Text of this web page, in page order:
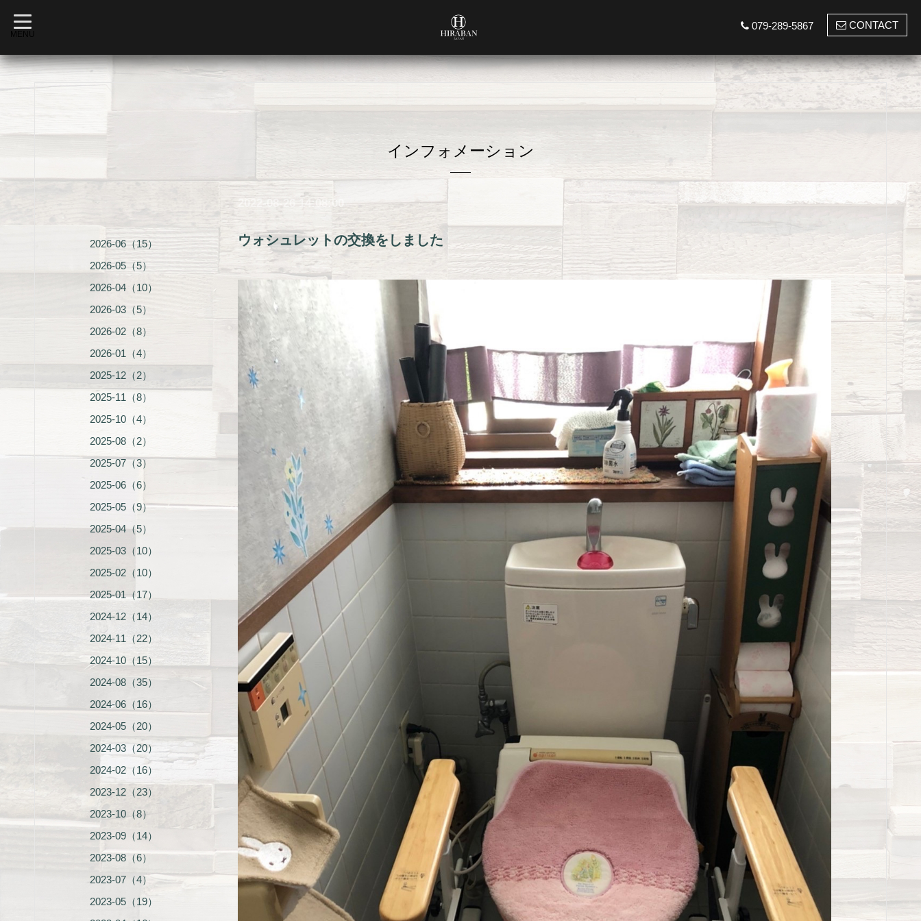
t
o
g
l
e
a
MENU
079-289-5867 CONTACT
インフォメーション
2022-08-26 14:08:00
ウォシュレットの交換をしました
2026-06（15）
2026-05（5）
2026-04（10）
2026-03（5）
2026-02（8）
2026-01（4）
2025-12（2）
2025-11（8）
2025-10（4）
2025-08（2）
2025-07（3）
2025-06（6）
2025-05（9）
2025-04（5）
2025-03（10）
2025-02（10）
2025-01（17）
2024-12（14）
2024-11（22）
2024-10（15）
2024-08（35）
2024-06（16）
2024-05（20）
2024-03（20）
2024-02（16）
2023-12（23）
2023-10（8）
2023-09（14）
2023-08（6）
2023-07（4）
2023-05（19）